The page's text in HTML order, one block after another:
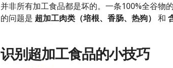
并非所有加工食品都是坏的。一条100%全谷物
的问题是 超加工肉类（培根、香肠、热狗） 和
识别超加工食品的小技巧